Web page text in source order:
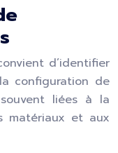
d’identifier
configuration de
liées à la
matériaux et aux